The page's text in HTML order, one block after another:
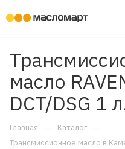
масло
DCT/DSG 1
Главная — Каталог —
Трансмиссионное масло в